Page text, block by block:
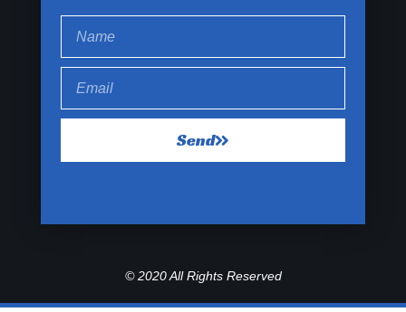
Send
© 2020 All Rights Reserved